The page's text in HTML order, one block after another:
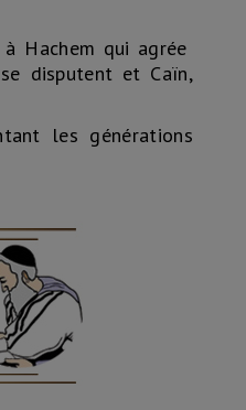
Hachem qui agrée
disputent et Caïn,
les générations